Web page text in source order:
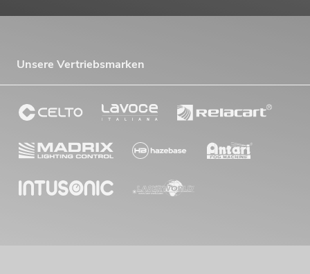
Unsere Vertriebsmarken